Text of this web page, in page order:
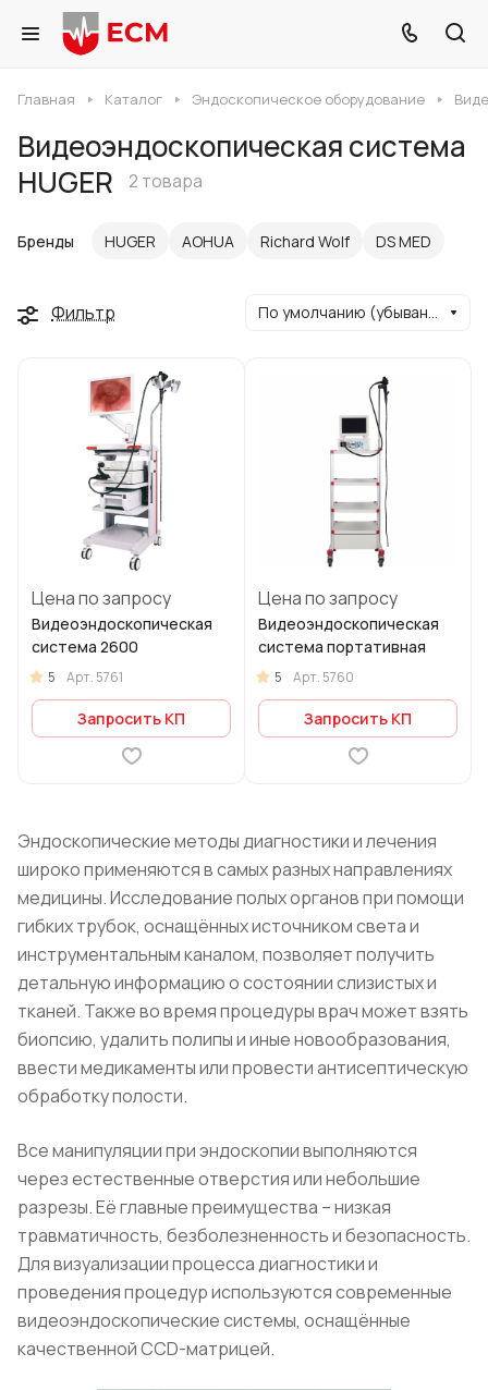
Главная Каталог Эндоскопическое оборудование
Видеоэндоскопическая система
HUGER
2 товара
Бренды HUGER AOHUA Richard Wolf DS MED
Фильтр По умолчанию (убывание)
Цена по запросу
Видеоэндоскопическая
система 2600
5 Арт. 5761
Запросить КП
Цена по запросу
Видеоэндоскопическая
система портативная
5 Арт. 5760
Запросить КП
Эндоскопические методы диагностики и лечения
широко применяются в самых разных направлениях
медицины. Исследование полых органов при помощи
гибких трубок, оснащённых источником света и
инструментальным каналом, позволяет получить
детальную информацию о состоянии слизистых и
тканей. Также во время процедуры врач может взять
биопсию, удалить полипы и иные новообразования,
ввести медикаменты или провести антисептическую
обработку полости.
Все манипуляции при эндоскопии выполняются
через естественные отверстия или небольшие
разрезы. Её главные преимущества – низкая
травматичность, безболезненность и безопасность.
Для визуализации процесса диагностики и
проведения процедур используются современные
видеоэндоскопические системы, оснащённые
качественной CCD-матрицей.